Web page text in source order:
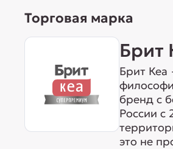
Торговая марка
Брит
Брит Кеа
бренд с
России с
это не